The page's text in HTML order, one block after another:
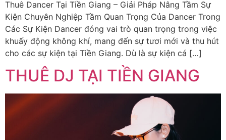
Thuê Dancer Tại Tiền Giang – Giải Pháp Nâng Tầm Sự
Kiện Chuyên Nghiệp Tầm Quan Trọng Của Dancer Trong
Các Sự Kiện Dancer đóng vai trò quan trọng trong việc
khuấy động không khí, mang đến sự tươi mới và thu hút
cho các sự kiện tại Tiền Giang. Dù là sự kiện cá […]
THUÊ DJ TẠI TIỀN GIANG